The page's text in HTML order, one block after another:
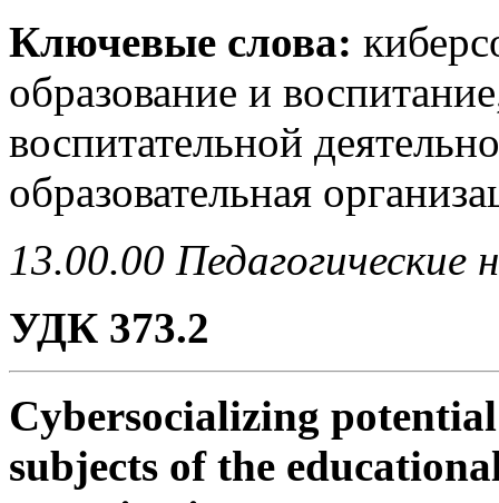
Ключевые слова:
образование и
воспитательной
образовательная
13.00.00 Педагогические
УДК 373.2
Cybersocializing
subjects of the